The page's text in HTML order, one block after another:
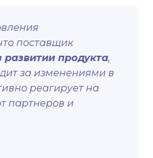
поставщик
развитии продукта,
за изменениями в
реагирует на
партнеров и